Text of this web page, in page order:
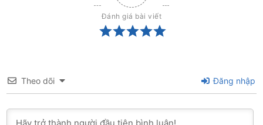
Đánh giá bài viết
Theo dõi Đăng nhập